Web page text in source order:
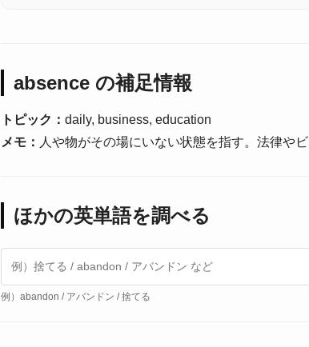
absence の補足情報
トピック： daily, business, education
メモ： 人や物がその場にいない状態を指す。法律や
ほかの英単語を調べる
例）abandon / アバンドン / 捨てる